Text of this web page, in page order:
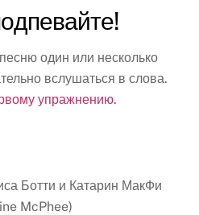
один или несколько
вслушаться в слова.
упражнению.
Ботти и Катарин МакФи
McPhee)